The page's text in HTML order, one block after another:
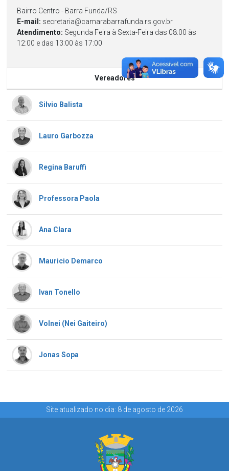
Bairro Centro - Barra Funda/RS
E-mail: secretaria@camarabarrafunda.rs.gov.br
Atendimento: Segunda Feira à Sexta-Feira das 08:00 às
12:00 e das 13:00 às 17:00
Vereadores
Silvio Balista
Lauro Garbozza
Regina Baruffi
Professora Paola
Ana Clara
Mauricio Demarco
Ivan Tonello
Volnei (Nei Gaiteiro)
Jonas Sopa
Site atualizado no dia: 8 de agosto de 2026